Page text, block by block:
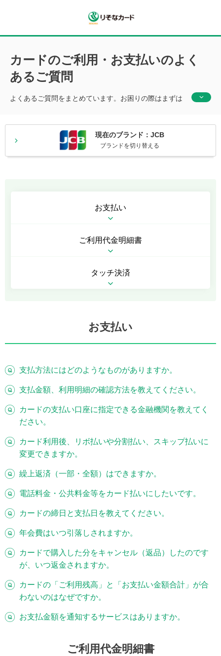
カードのご利用・お支払いのよく
あるご質問
よくあるご質問をまとめています。お困りの際はまずは
現在のブランド：JCB
ブランドを切り替える
お支払い
ご利用代金明細書
タッチ決済
お支払い
支払方法にはどのようなものがありますか。
支払金額、利用明細の確認方法を教えてください。
カードの支払い口座に指定できる金融機関を教えてく
ださい。
カード利用後、リボ払いや分割払い、スキップ払いに
変更できますか。
繰上返済（一部・全額）はできますか。
電話料金・公共料金等をカード払いにしたいです。
カードの締日と支払日を教えてください。
年会費はいつ引落しされますか。
カードで購入した分をキャンセル（返品）したのです
が、いつ返金されますか。
カードの「ご利用残高」と「お支払い金額合計」が合
わないのはなぜですか。
お支払金額を通知するサービスはありますか。
ご利用代金明細書